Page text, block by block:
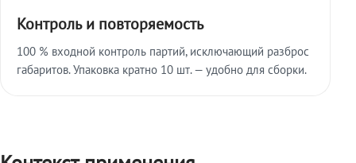
Контроль и повторяемость
100 % входной контроль партий, исключающий разброс
габаритов. Упаковка кратно 10 шт. — удобно для сборки.